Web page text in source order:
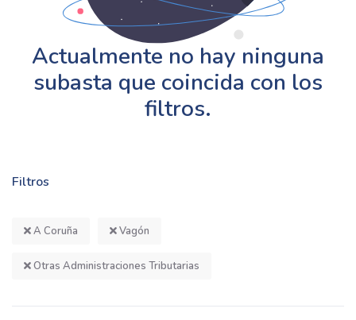
Filtros
A Coruña Vagón
Otras Administraciones Tributarias
Actualmente no hay ninguna
subasta que coincida con los
filtros.